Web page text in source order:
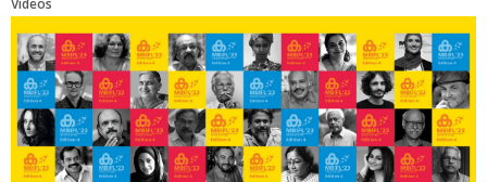
Videos